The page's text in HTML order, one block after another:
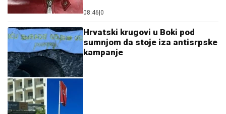
08:46 0
Hrvatski krugovi u Boki pod
sumnjom da stoje iza antisrpske
kampanje